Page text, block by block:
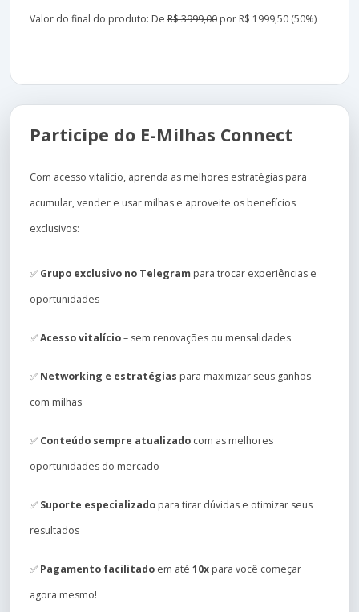
Valor do final do produto: De R$ 3999,00 por R$ 1999,50 (50%)
Participe do E-Milhas Connect
Com acesso vitalício, aprenda as melhores estratégias para
acumular, vender e usar milhas e aproveite os benefícios
exclusivos:
✅ Grupo exclusivo no Telegram para trocar experiências e
oportunidades
✅Acesso vitalício– sem renovações ou mensalidades
✅ Networking e estratégias para maximizar seus ganhos
com milhas
✅ Conteúdo sempre atualizado com as melhores
oportunidades do mercado
✅ Suporte especializado para tirar dúvidas e otimizar seus
resultados
✅ Pagamento facilitado em até 10x para você começar
agora mesmo!